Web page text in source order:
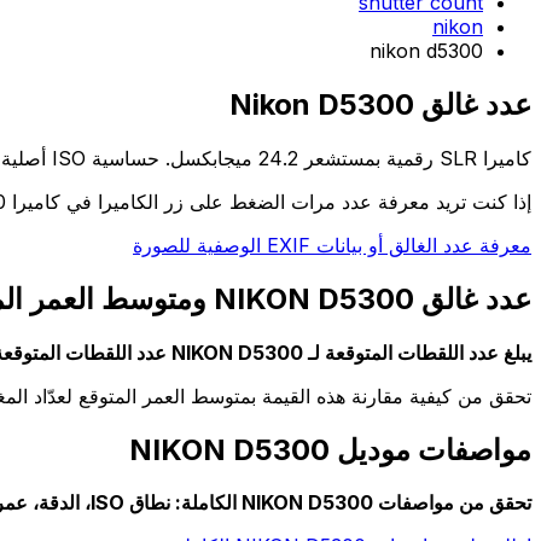
nikon
nikon d5300
عدد غالق Nikon D5300
كاميرا SLR رقمية بمستشعر 24.2 ميجابكسل. حساسية ISO أصلية تصل إلى 12800. السعر المبدئي حوالي 800 دولار. معروفة بجودة صورها واتصالها بشبكة Wi-Fi.
إذا كنت تريد معرفة عدد مرات الضغط على زر الكاميرا في كاميرا NIKON D5300 الخاصة بك، فانتقل إلى الصفحة الرئيسية.
معرفة عدد الغالق أو بيانات EXIF الوصفية للصورة
عدد غالق NIKON D5300 ومتوسط العمر المتوقع له
يبلغ عدد اللقطات المتوقعة لـ NIKON D5300 عدد اللقطات المتوقعة: 100000 اللقطات
تحقق من كيفية مقارنة هذه القيمة بمتوسط العمر المتوقع لعدّاد
مواصفات موديل NIKON D5300
تحقق من مواصفات NIKON D5300 الكاملة: نطاق ISO، الدقة، عمر البطارية، إلخ.